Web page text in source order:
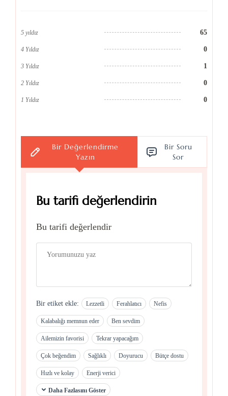
5 yıldız 65
4 Yıldız 0
3 Yıldız 1
2 Yıldız 0
1 Yıldız 0
Bir Değerlendirme
Yazın
Bir Soru
Sor
Bu tarifi değerlendirin
Bu tarifi değerlendir
Bir etiket ekle: Lezzetli Ferahlatıcı Nefis
Kalabalığı memnun eder Ben sevdim
Ailemizin favorisi Tekrar yapacağım
Çok beğendim Sağlıklı Doyurucu Bütçe dostu
Hızlı ve kolay Enerji verici
Daha Fazlasını Göster